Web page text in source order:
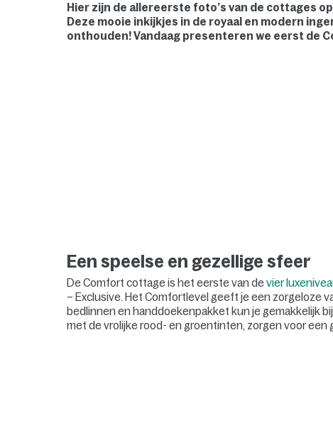
Hier zijn de allereerste foto’s van de cottages
Deze mooie inkijkjes in de royaal en modern
onthouden! Vandaag presenteren we eerst de
Een speelse en gezellige sfeer
De Comfort cottage is het eerste van devier
– Exclusive. Het Comfortlevel geeft je een zorgeloze
bedlinnen en handdoekenpakket kun je gemakkelijk
met de vrolijke rood- en groentinten, zorgen voor een